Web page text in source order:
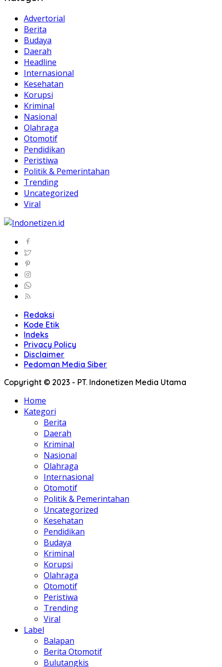
Advertorial
Berita
Budaya
Daerah
Headline
Internasional
Kesehatan
Korupsi
Kriminal
Nasional
Olahraga
Otomotif
Pendidikan
Peristiwa
Politik & Pemerintahan
Trending
Uncategorized
Viral
Redaksi
Kode Etik
Indeks
Privacy Policy
Disclaimer
Pedoman Media Siber
Copyright © 2023 - PT. Indonetizen Media Utama
Home
Kategori
Berita
Daerah
Kriminal
Nasional
Olahraga
Internasional
Otomotif
Politik & Pemerintahan
Uncategorized
Kesehatan
Pendidikan
Budaya
Kriminal
Korupsi
Olahraga
Otomotif
Peristiwa
Trending
Viral
Label
Balapan
Berita Otomotif
Bulutangkis